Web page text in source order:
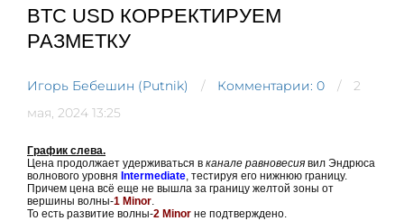
BTC USD КОРРЕКТИРУЕМ
РАЗМЕТКУ
Игорь Бебешин (Putnik) Комментарии: 0
2
мая, 2024 13:25
График слева.
Цена продолжает удерживаться в канале равновесия вил Эндрюса
волнового уровня Intermediate, тестируя его нижнюю границу.
Причем цена всё еще не вышла за границу желтой зоны от
вершины волны-1 Minor.
То есть развитие волны-2 Minor не подтверждено.